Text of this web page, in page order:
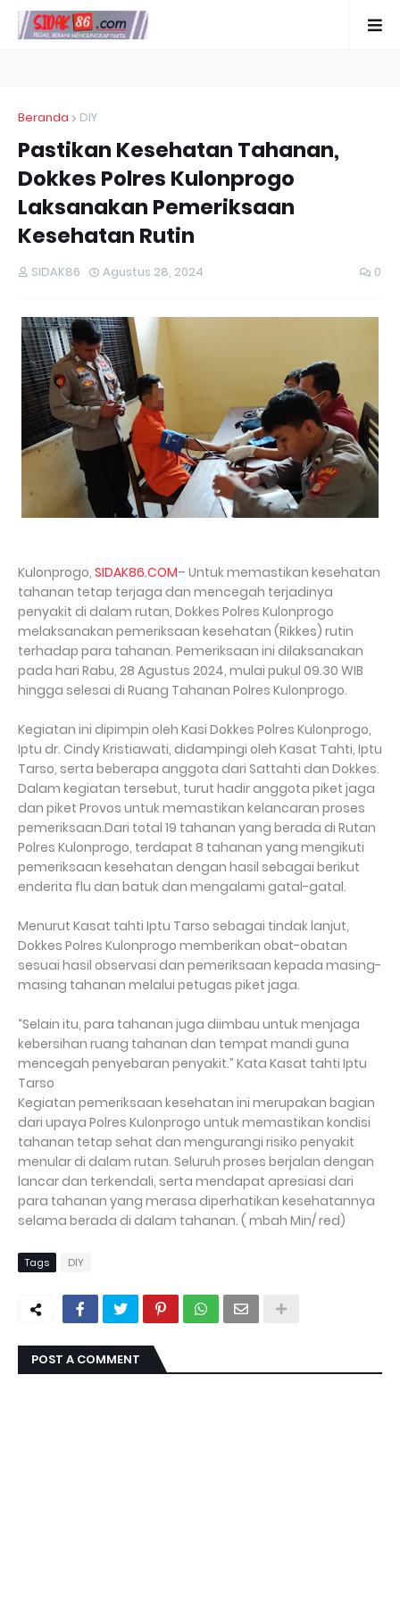
Beranda DIY
Pastikan Kesehatan Tahanan,
Dokkes Polres Kulonprogo
Laksanakan Pemeriksaan
Kesehatan Rutin
SIDAK86 Agustus 28, 2024 0
Kulonprogo, SIDAK86.COM– Untuk memastikan kesehatan
tahanan tetap terjaga dan mencegah terjadinya
penyakit di dalam rutan, Dokkes Polres Kulonprogo
melaksanakan pemeriksaan kesehatan (Rikkes) rutin
terhadap para tahanan. Pemeriksaan ini dilaksanakan
pada hari Rabu, 28 Agustus 2024, mulai pukul 09.30 WIB
hingga selesai di Ruang Tahanan Polres Kulonprogo.
Kegiatan ini dipimpin oleh Kasi Dokkes Polres Kulonprogo,
Iptu dr. Cindy Kristiawati, didampingi oleh Kasat Tahti, Iptu
Tarso, serta beberapa anggota dari Sattahti dan Dokkes.
Dalam kegiatan tersebut, turut hadir anggota piket jaga
dan piket Provos untuk memastikan kelancaran proses
pemeriksaan.Dari total 19 tahanan yang berada di Rutan
Polres Kulonprogo, terdapat 8 tahanan yang mengikuti
pemeriksaan kesehatan dengan hasil sebagai berikut
enderita flu dan batuk dan mengalami gatal-gatal.
Menurut Kasat tahti Iptu Tarso sebagai tindak lanjut,
Dokkes Polres Kulonprogo memberikan obat-obatan
sesuai hasil observasi dan pemeriksaan kepada masing-
masing tahanan melalui petugas piket jaga.
“Selain itu, para tahanan juga diimbau untuk menjaga
kebersihan ruang tahanan dan tempat mandi guna
mencegah penyebaran penyakit.” Kata Kasat tahti Iptu
Tarso
Kegiatan pemeriksaan kesehatan ini merupakan bagian
dari upaya Polres Kulonprogo untuk memastikan kondisi
tahanan tetap sehat dan mengurangi risiko penyakit
menular di dalam rutan. Seluruh proses berjalan dengan
lancar dan terkendali, serta mendapat apresiasi dari
para tahanan yang merasa diperhatikan kesehatannya
selama berada di dalam tahanan. ( mbah Min/ red)
Tags DIY
POST A COMMENT